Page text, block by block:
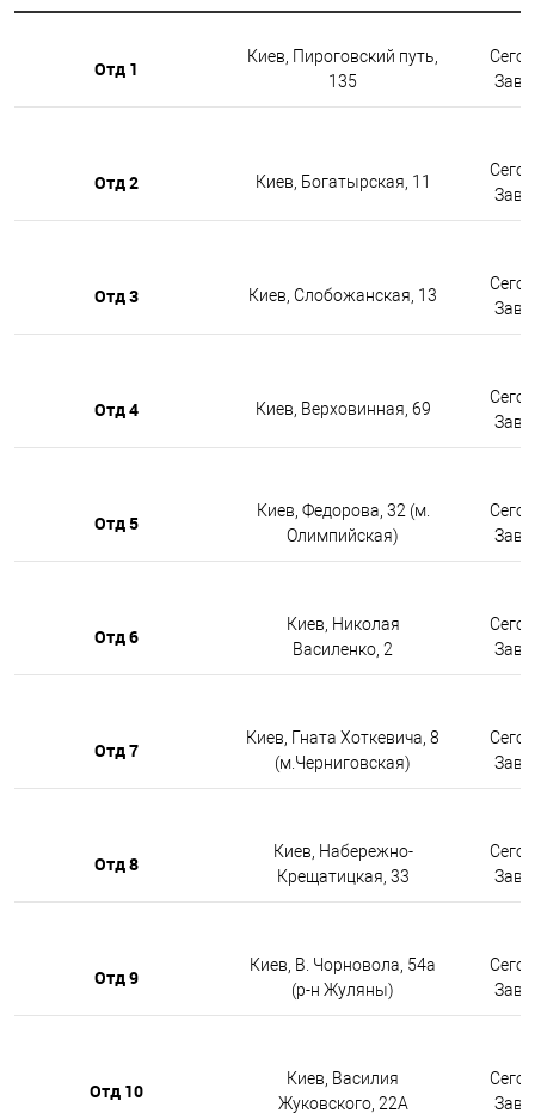
Отд 1
Киев, Пироговский путь,
135
Отд 2 Киев, Богатырская, 11
Отд 3 Киев, Слобожанская, 13
Отд 4 Киев, Верховинная, 69
Отд 5
Киев, Федорова, 32 (м.
Олимпийская)
Отд 6
Киев, Николая
Василенко, 2
Отд 7
Киев, Гната Хоткевича, 8
(м.Черниговская)
Отд 8
Киев, Набережно-
Крещатицкая, 33
Отд 9
Киев, В. Чорновола, 54а
(р-н Жуляны)
Отд 10
Киев, Василия
Жуковского, 22А